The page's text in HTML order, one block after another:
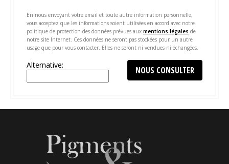
En nous envoyant votre email et toute autre information personnelle,
vous acceptez que les informations soient utilisées en accord avec notre
politique de protection des données prévues aux mentions légales de
notre site Internet. Ces données ne seront pas stockées pour un autre
usage que pour vous contacter. Elles ne seront ni vendues ni échangées.
Alternative: